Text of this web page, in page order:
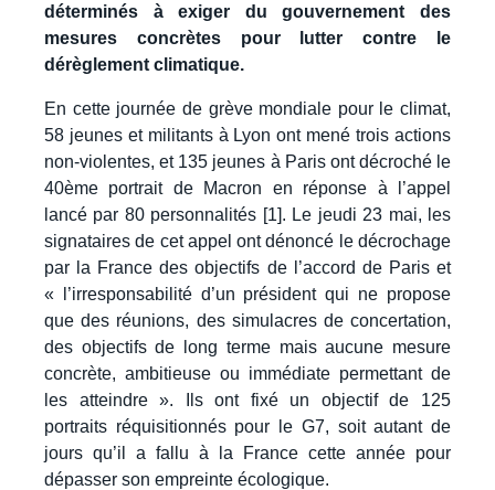
déterminés à exiger du gouvernement des
mesures concrètes pour lutter contre le
dérèglement climatique.
En cette journée de grève mondiale pour le climat,
58 jeunes et militants à Lyon ont mené trois actions
non-violentes, et 135 jeunes à Paris ont décroché le
40ème portrait de Macron en réponse à l’appel
lancé par 80 personnalités [1]. Le jeudi 23 mai, les
signataires de cet appel ont dénoncé le décrochage
par la France des objectifs de l’accord de Paris et
« l’irresponsabilité d’un président qui ne propose
que des réunions, des simulacres de concertation,
des objectifs de long terme mais aucune mesure
concrète, ambitieuse ou immédiate permettant de
les atteindre ». Ils ont fixé un objectif de 125
portraits réquisitionnés pour le G7, soit autant de
jours qu’il a fallu à la France cette année pour
dépasser son empreinte écologique.